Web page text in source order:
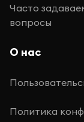
Часто
вопросы
О нас
Политика